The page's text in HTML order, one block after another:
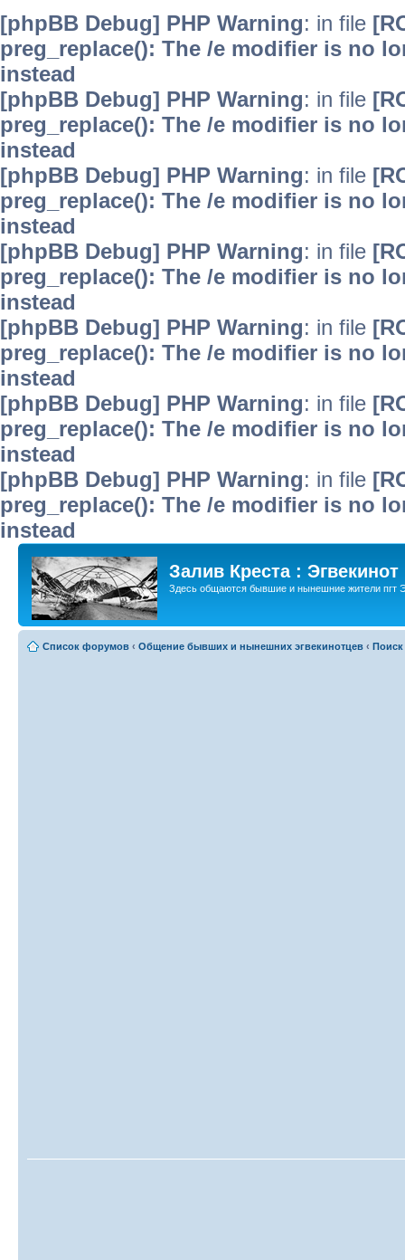
[phpBB Debug] PHP Warning: in file
preg_replace(): The /e modifier is no
instead
[phpBB Debug] PHP Warning: in file
preg_replace(): The /e modifier is no
instead
[phpBB Debug] PHP Warning: in file
preg_replace(): The /e modifier is no
instead
[phpBB Debug] PHP Warning: in file
preg_replace(): The /e modifier is no
instead
[phpBB Debug] PHP Warning: in file
preg_replace(): The /e modifier is no
instead
[phpBB Debug] PHP Warning: in file
preg_replace(): The /e modifier is no
instead
[phpBB Debug] PHP Warning: in file
preg_replace(): The /e modifier is no
instead
Залив Креста : Эгвекинот
Здесь общаются бывшие и нынешние жители пгт
Список форумов ‹ Общение бывших и нынешних эгвекинотцев ‹ Поиск